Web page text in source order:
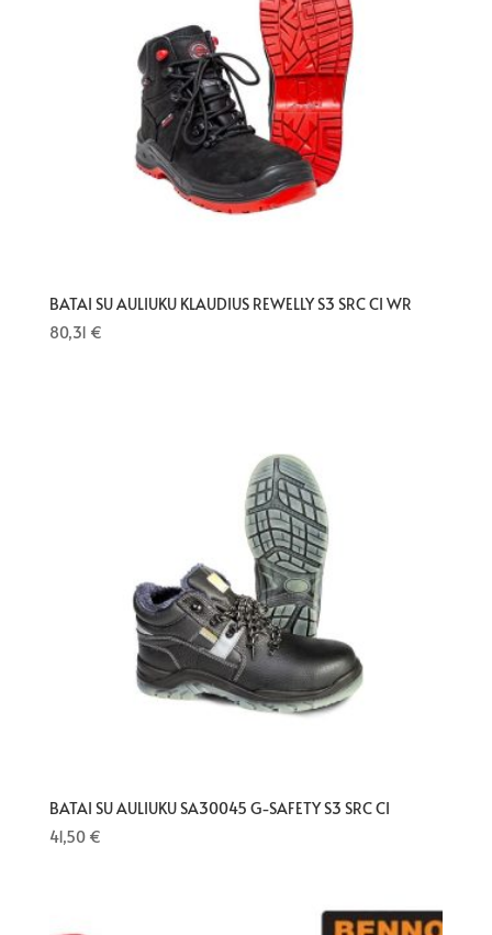
BATAI SU AULIUKU KLAUDIUS REWELLY S3 SRC CI WR
80,31 €
BATAI SU AULIUKU SA30045 G-SAFETY S3 SRC CI
41,50 €